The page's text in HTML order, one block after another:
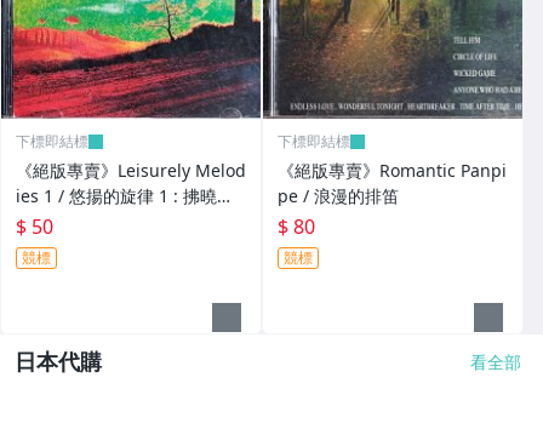
下標即結標
《絕版專賣》Leisurely Melod
ies 1 / 悠揚的旋律 1 : 拂曉的
輕盈
$ 50
競標
下標即結標
《絕版專賣》Romantic Panpi
pe / 浪漫的排笛
$ 80
競標
日本代購 看全部